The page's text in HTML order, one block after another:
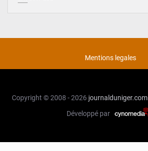
Mentions legales
Copyright © 2008 - 2026 journalduniger.com
Développé par